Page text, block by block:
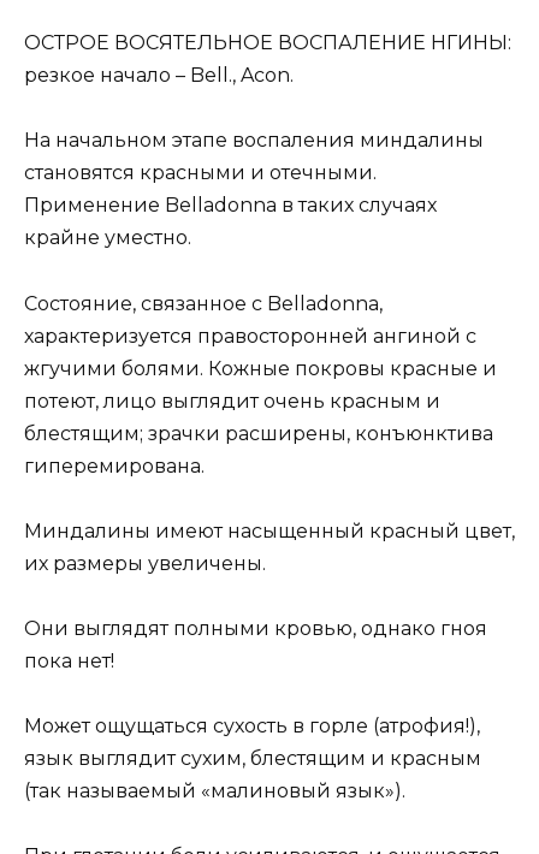
ОСТРОЕ ВОСЯТЕЛЬНОЕ ВОСПАЛЕНИЕ НГИНЫ:
резкое начало – Bell., Acon.
На начальном этапе воспаления миндалины
становятся красными и отечными.
Применение Belladonna в таких случаях
крайне уместно.
Состояние, связанное с Belladonna,
характеризуется правосторонней ангиной с
жгучими болями. Кожные покровы красные и
потеют, лицо выглядит очень красным и
блестящим; зрачки расширены, конъюнктива
гиперемирована.
Миндалины имеют насыщенный красный цвет,
их размеры увеличены.
Они выглядят полными кровью, однако гноя
пока нет!
Может ощущаться сухость в горле (атрофия!),
язык выглядит сухим, блестящим и красным
(так называемый «малиновый язык»).